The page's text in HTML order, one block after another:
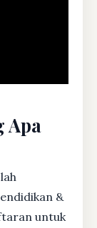
Apa
&
untuk